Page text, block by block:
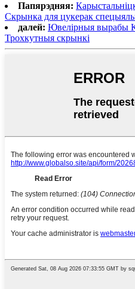
Папярэдняя:
Скрынка для цукерак
далей: Ювелірныя вырабы
Трохкутныя скрынкі